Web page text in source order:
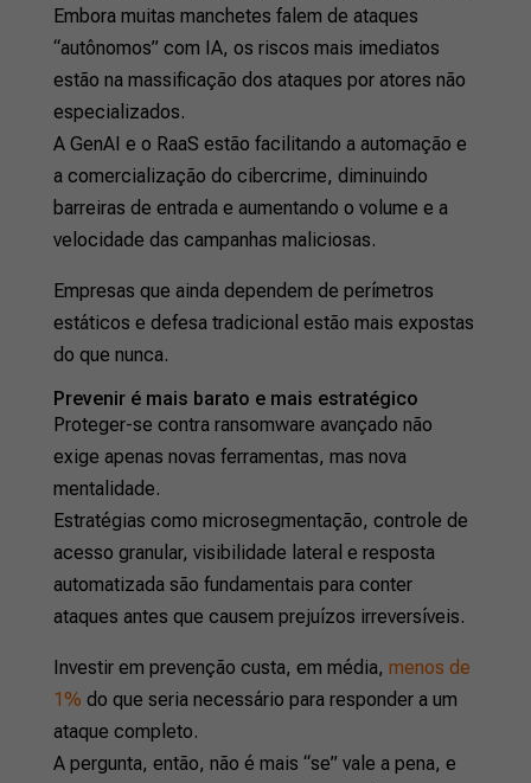
Embora muitas manchetes falem de ataques
“autônomos” com IA, os riscos mais imediatos
estão na massificação dos ataques por atores não
especializados.
A GenAI e o RaaS estão facilitando a automação e
a comercialização do cibercrime, diminuindo
barreiras de entrada e aumentando o volume e a
velocidade das campanhas maliciosas.
Empresas que ainda dependem de perímetros
estáticos e defesa tradicional estão mais expostas
do que nunca.
Prevenir é mais barato e mais estratégico
Proteger-se contra ransomware avançado não
exige apenas novas ferramentas, mas nova
mentalidade.
Estratégias como microsegmentação, controle de
acesso granular, visibilidade lateral e resposta
automatizada são fundamentais para conter
ataques antes que causem prejuízos irreversíveis.
Investir em prevenção custa, em média, menos de
1% do que seria necessário para responder a um
ataque completo.
A pergunta, então, não é mais “se” vale a pena, e